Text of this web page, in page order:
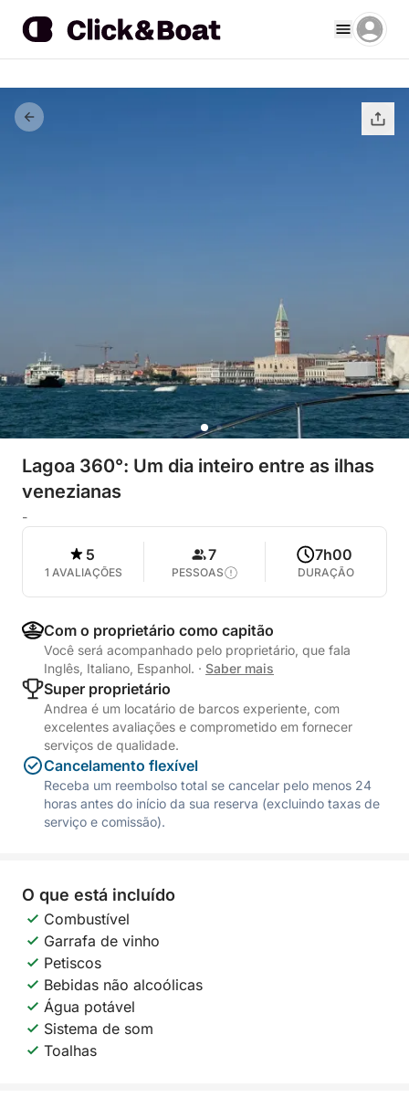
Lagoa 360°: Um dia inteiro entre as ilhas
venezianas
-
5
1 AVALIAÇÕES
7
PESSOAS
7h00
DURAÇÃO
Com o proprietário como capitão
Você será acompanhado pelo proprietário, que fala
Inglês, Italiano, Espanhol. · Saber mais
Super proprietário
Andrea é um locatário de barcos experiente, com
excelentes avaliações e comprometido em fornecer
serviços de qualidade.
Cancelamento flexível
Receba um reembolso total se cancelar pelo menos 24
horas antes do início da sua reserva (excluindo taxas de
serviço e comissão).
O que está incluído
Combustível
Garrafa de vinho
Petiscos
Bebidas não alcoólicas
Água potável
Sistema de som
Toalhas